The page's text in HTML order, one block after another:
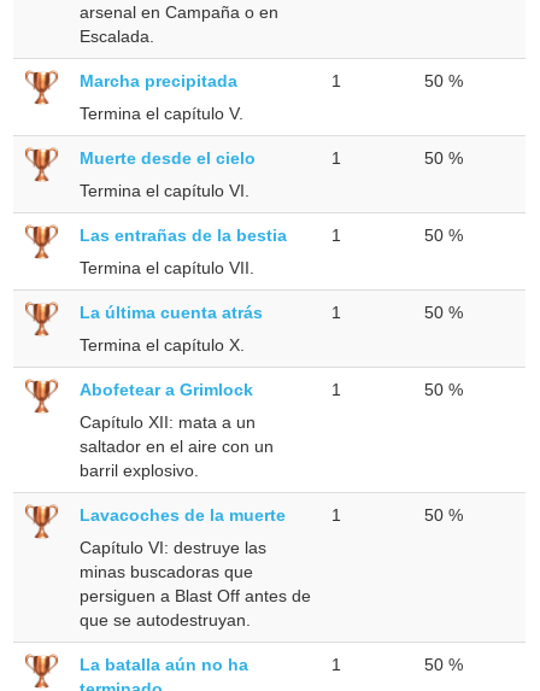
arsenal en Campaña o en
Escalada.
Marcha precipitada
Termina el capítulo V.
1 50 %
Muerte desde el cielo
Termina el capítulo VI.
1 50 %
Las entrañas de la bestia
Termina el capítulo VII.
1 50 %
La última cuenta atrás
Termina el capítulo X.
1 50 %
Abofetear a Grimlock
Capítulo XII: mata a un
saltador en el aire con un
barril explosivo.
1 50 %
Lavacoches de la muerte
Capítulo VI: destruye las
minas buscadoras que
persiguen a Blast Off antes de
que se autodestruyan.
1 50 %
La batalla aún no ha
1 50 %